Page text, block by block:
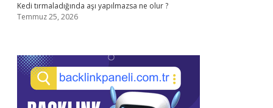
Kedi tırmaladığında aşı yapılmazsa ne olur ?
Temmuz 25, 2026